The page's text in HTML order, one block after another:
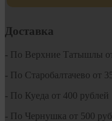
Доставка
- По Верхние Татышлы
- По Старобалтачево от
- По Куеда от 400 рублей
- По Чернушка от 500